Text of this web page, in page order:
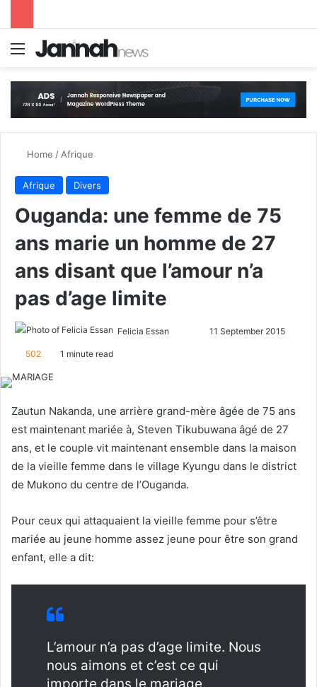
Menu
Home / Afrique
Afrique Divers
Ouganda: une femme de 75
ans marie un homme de 27
ans disant que l’amour n’a
pas d’age limite
Felicia Essan
w
o
n
X
n
e
m
a
11 September 2015
502 1 minute read
Zautun Nakanda, une arrière grand-mère âgée de 75 ans
est maintenant mariée à, Steven Tikubuwana âgé de 27
ans, et le couple vit maintenant ensemble dans la maison
de la vieille femme dans le village Kyungu dans le district
de Mukono du centre de l’Ouganda.
Pour ceux qui attaquaient la vieille femme pour s’être
mariée au jeune homme assez jeune pour être son grand
enfant, elle a dit:
L’amour n’a pas d’age limite. Nous
nous aimons et c’est ce qui
importe dans le mariage.